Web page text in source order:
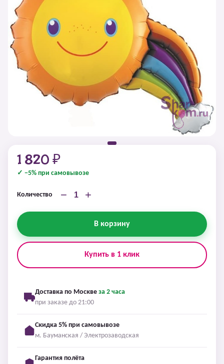
1 820 ₽
✓ −5% при самовывозе
Количество − +
В корзину
Купить в 1 клик
Доставка по Москве за 2 часа
при заказе до 21:00
Скидка 5% при самовывозе
м. Бауманская / Электрозаводская
Гарантия полёта